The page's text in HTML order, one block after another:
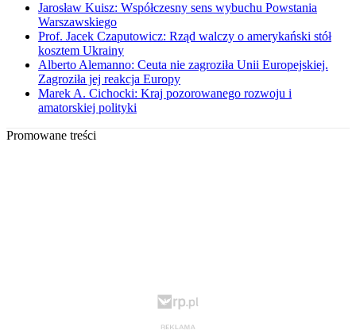
Jarosław Kuisz: Współczesny sens wybuchu Powstania
Warszawskiego
Prof. Jacek Czaputowicz: Rząd walczy o amerykański stół
kosztem Ukrainy
Alberto Alemanno: Ceuta nie zagroziła Unii Europejskiej.
Zagroziła jej reakcja Europy
Marek A. Cichocki: Kraj pozorowanego rozwoju i
amatorskiej polityki
Promowane treści